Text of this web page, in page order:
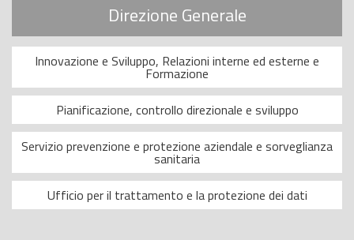
Direzione Generale
Innovazione e Sviluppo, Relazioni interne ed esterne e
Formazione
Pianificazione, controllo direzionale e sviluppo
Servizio prevenzione e protezione aziendale e sorveglianza
sanitaria
Ufficio per il trattamento e la protezione dei dati